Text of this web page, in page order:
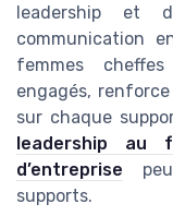
leadership et
communication
femmes
engagés,
sur chaque
leadership au
d’entreprise
supports.